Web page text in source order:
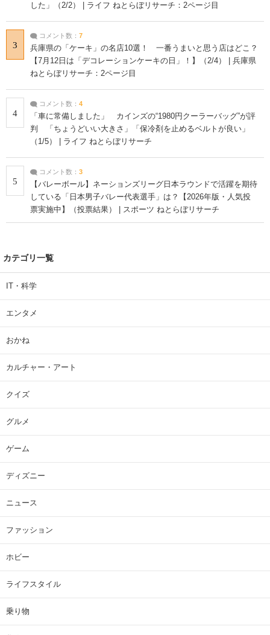
した」（2/2） | ライフ ねとらぼリサーチ：2ページ目
3
コメント数： 7
兵庫県の「ケーキ」の名店10選！ 一番うまいと思う店はどこ？
【7月12日は「デコレーションケーキの日」！】（2/4） | 兵庫県
ねとらぼリサーチ：2ページ目
4
コメント数： 4
「車に常備しました」 カインズの“1980円クーラーバッグ”が評
判 「ちょうどいい大きさ」「保冷剤を止めるベルトが良い」
（1/5） | ライフ ねとらぼリサーチ
5
コメント数： 3
【バレーボール】ネーションズリーグ日本ラウンドで活躍を期待
している「日本男子バレー代表選手」は？【2026年版・人気投
票実施中】（投票結果） | スポーツ ねとらぼリサーチ
カテゴリ一覧
IT・科学
エンタメ
おかね
カルチャー・アート
クイズ
グルメ
ゲーム
ディズニー
ニュース
ファッション
ホビー
ライフスタイル
乗り物